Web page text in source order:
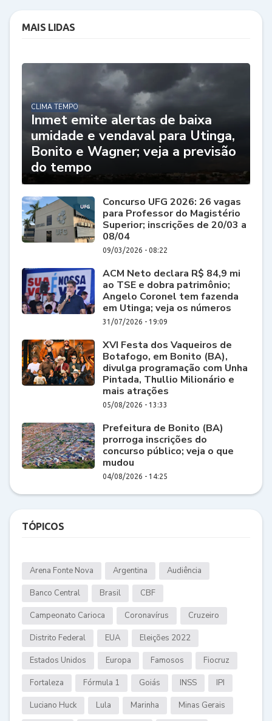
MAIS LIDAS
CLIMA TEMPO
Inmet emite alertas de baixa
umidade e vendaval para Utinga,
Bonito e Wagner; veja a previsão
do tempo
Concurso UFG 2026: 26 vagas
para Professor do Magistério
Superior; inscrições de 20/03 a
08/04
09/03/2026 - 08:22
ACM Neto declara R$ 84,9 mi
ao TSE e dobra patrimônio;
Angelo Coronel tem fazenda
em Utinga; veja os números
31/07/2026 - 19:09
XVI Festa dos Vaqueiros de
Botafogo, em Bonito (BA),
divulga programação com Unha
Pintada, Thullio Milionário e
mais atrações
05/08/2026 - 13:33
Prefeitura de Bonito (BA)
prorroga inscrições do
concurso público; veja o que
mudou
04/08/2026 - 14:25
TÓPICOS
Arena Fonte Nova Argentina Audiência
Banco Central Brasil CBF
Campeonato Carioca Coronavírus Cruzeiro
Distrito Federal EUA Eleições 2022
Estados Unidos Europa Famosos Fiocruz
Fortaleza Fórmula 1 Goiás INSS IPI
Luciano Huck Lula Marinha Minas Gerais